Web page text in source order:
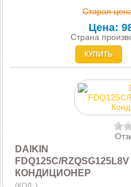
Старая
Цена:
Страна
КУПИТЬ
DAIKIN
FDQ125C/RZQSG125L8V
КОНДИЦИОНЕР